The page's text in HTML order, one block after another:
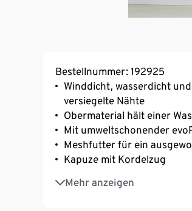
Bestellnummer: 192925
Winddicht, wasserdicht
versiegelte Nähte
Obermaterial hält einer
Mit umweltschonender
Meshfutter für ein
Kapuze mit Kordelzug
Mehr anzeigen
Hochschließender Kragen
Belüftungsschlitze im